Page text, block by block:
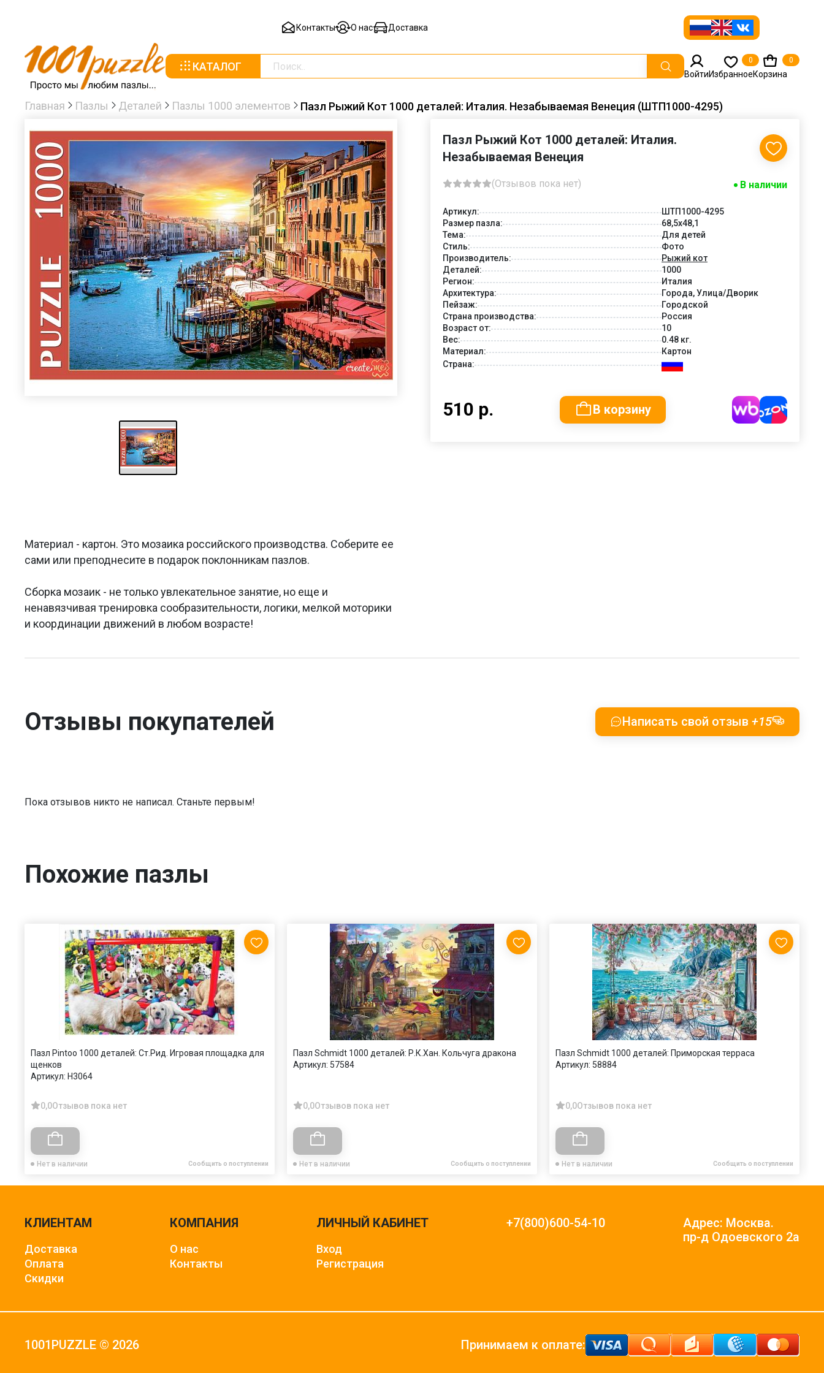
Контакты О нас Доставка
КАТАЛОГ
ВойтиИзбранное
0
Корзина
0
Главная Пазлы Деталей Пазлы 1000 элементов Пазл Рыжий Кот 1000 деталей: Италия. Незабываемая Венеция (ШТП1000-4295)
Материал - картон. Это мозаика российского производства. Соберите ее
сами или преподнесите в подарок поклонникам пазлов.
Сборка мозаик - не только увлекательное занятие, но еще и
ненавязчивая тренировка сообразительности, логики, мелкой моторики
и координации движений в любом возрасте!
Пазл Рыжий Кот 1000 деталей: Италия.
Незабываемая Венеция
(Отзывов пока нет) В наличии
Артикул:
ШТП1000-4295
Размер пазла:
68,5x48,1
Тема:
Для детей
Стиль:
Фото
Производитель:
Рыжий кот
Деталей:
1000
Регион:
Италия
Архитектура:
Города, Улица/Дворик
Пейзаж:
Городской
Страна производства:
Россия
Возраст от:
10
Вес:
0.48 кг.
Материал:
Картон
Страна:
510 р. В корзину
Отзывы покупателей Написать свой отзыв +15
Пока отзывов никто не написал. Станьте первым!
Похожие пазлы
Пазл Pintoo 1000 деталей: Ст.Рид. Игровая площадка для
щенков
Артикул: H3064
0,0Отзывов пока нет
Нет в наличии Сообщить о поступлении
Пазл Schmidt 1000 деталей: Р.К.Хан. Кольчуга дракона
Артикул: 57584
0,0Отзывов пока нет
Нет в наличии Сообщить о поступлении
Пазл Schmidt 1000 деталей: Приморская терраса
Артикул: 58884
0,0Отзывов пока нет
Нет в наличии Сообщить о поступлении
КЛИЕНТАМ
Доставка
Оплата
Скидки
КОМПАНИЯ
О нас
Контакты
ЛИЧНЫЙ КАБИНЕТ
Вход
Регистрация
+7(800)600-54-10
Адрес: Москва.
пр-д Одоевского 2а
1001PUZZLE © 2026 Принимаем к оплате: